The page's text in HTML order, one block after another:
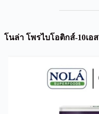
โนล่า โพรไบโอติกส์-10เอส